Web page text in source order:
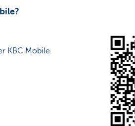
KBC Mobile.